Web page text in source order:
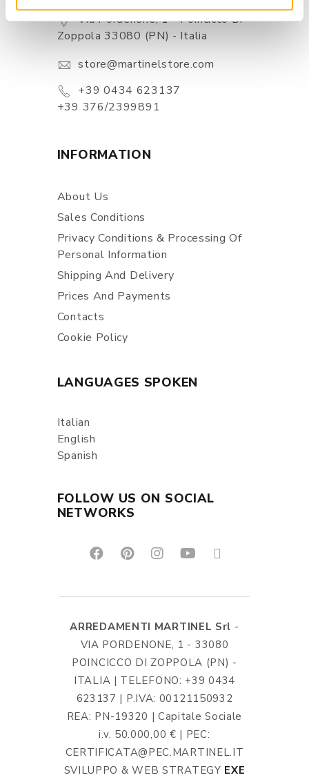
Via Pordenone, 1 - Poincicco Di
Zoppola 33080 (PN) - Italia
store@martinelstore.com
+39 0434 623137
+39 376/2399891
INFORMATION
About Us
Sales Conditions
Privacy Conditions & Processing Of
Personal Information
Shipping And Delivery
Prices And Payments
Contacts
Cookie Policy
LANGUAGES SPOKEN
Italian
English
Spanish
FOLLOW US ON SOCIAL
NETWORKS
ARREDAMENTI MARTINEL Srl -
VIA PORDENONE, 1 - 33080
POINCICCO DI ZOPPOLA (PN) -
ITALIA | TELEFONO: +39 0434
623137 | P.IVA: 00121150932
REA: PN-19320 | Capitale Sociale
i.v. 50.000,00 € | PEC:
CERTIFICATA@PEC.MARTINEL.IT
SVILUPPO & WEB STRATEGY EXE